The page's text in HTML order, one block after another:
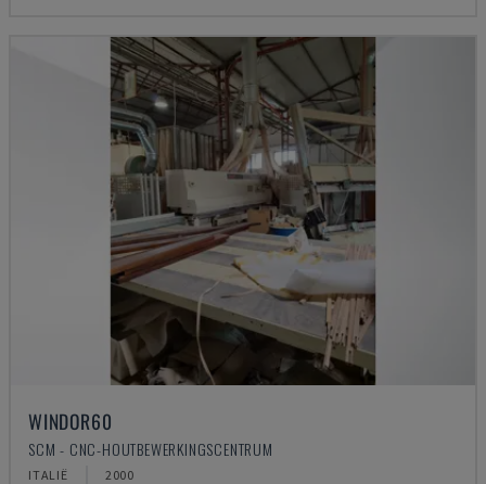
WINDOR60
SCM - CNC-HOUTBEWERKINGSCENTRUM
ITALIË 2000